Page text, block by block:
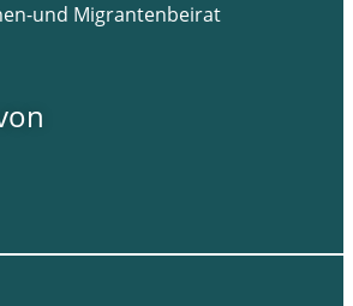
und Migrantenbeirat